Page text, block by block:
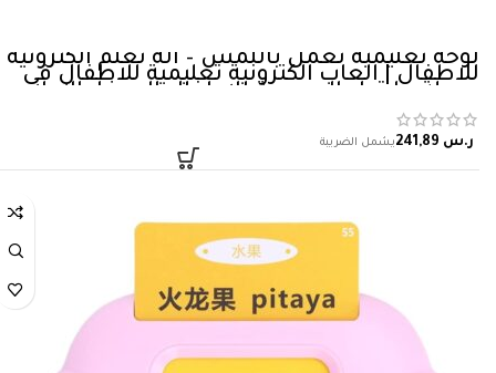
لوحة تعليمية تعمل باللمس – الة تعلم الكترونية
للاطفال | العاب الكترونية تعليمية للاطفال في
مرحلة ما قبل المدرسة للاطفال الصغار الاولاد
والبنات لتنمية المهارات المعرفية
ر.س